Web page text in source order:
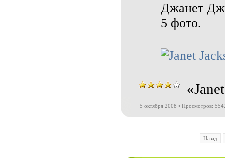
Джанет
5 фото.
5 октября 2008 • Просмотров:
Назад